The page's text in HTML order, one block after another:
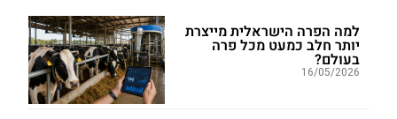
למה הפרה הישראלית מייצרת
יותר חלב כמעט מכל פרה
בעולם?
16/05/2026